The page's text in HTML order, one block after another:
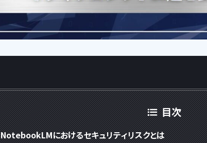
目次
NotebookLMにおけるセキュリティリスクとは